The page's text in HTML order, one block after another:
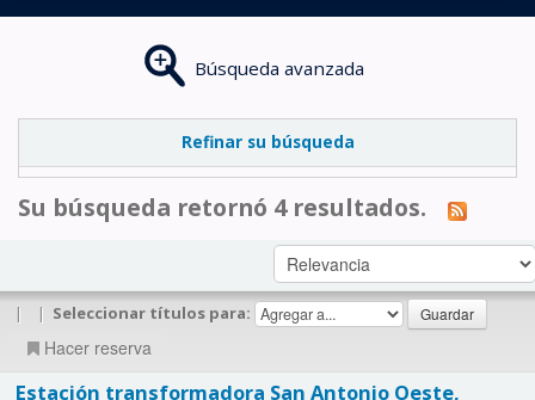
Búsqueda avanzada
Refinar su búsqueda
Su búsqueda retornó 4 resultados.
| | Seleccionar títulos para:
Hacer reserva
Estación transformadora San Antonio Oeste,